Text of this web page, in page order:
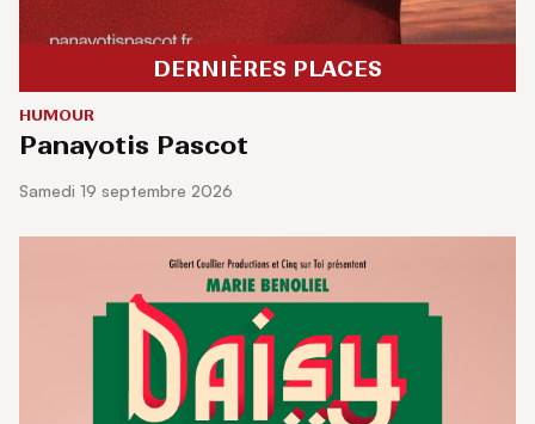
DERNIÈRES PLACES
HUMOUR
Panayotis Pascot
samedi 19 septembre 2026